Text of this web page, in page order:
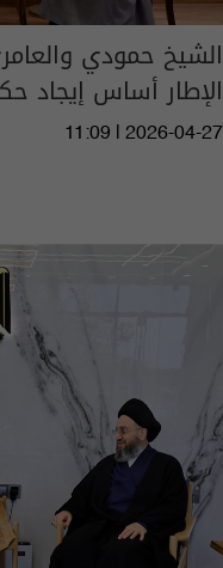
الشيخ حمودي
الإطار أساس إيجاد
11:09 | 2026-04-27